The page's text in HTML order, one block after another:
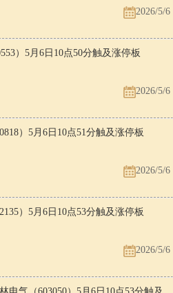
2026/5/6
）5月6日10点50分触及涨停板
2026/5/6
）5月6日10点51分触及涨停板
2026/5/6
）5月6日10点53分触及涨停板
2026/5/6